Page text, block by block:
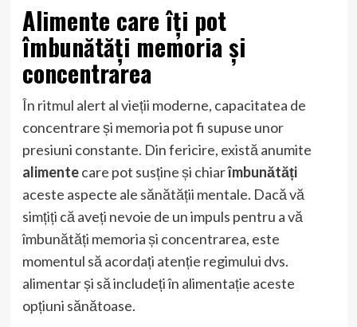
Alimente care îți pot
îmbunătăți memoria și
concentrarea
În ritmul alert al vieții moderne, capacitatea de
concentrare și memoria pot fi supuse unor
presiuni constante. Din fericire, există anumite
alimentecare pot susține și chiarîmbunătăți
aceste aspecte ale sănătății mentale. Dacă vă
simțiți că aveți nevoie de un impuls pentru a vă
îmbunătăți memoria și concentrarea, este
momentul să acordați atenție regimului dvs.
alimentar și să includeți în alimentație aceste
opțiuni sănătoase.